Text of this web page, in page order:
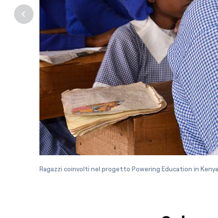
Ragazzi coinvolti nel progetto Powering Education in Kenya